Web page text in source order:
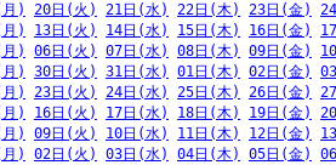
) 20日(火) 21日(水) 22日(木) 23日(金)
) 13日(火) 14日(水) 15日(木) 16日(金)
) 06日(火) 07日(水) 08日(木) 09日(金)
) 30日(火) 31日(水) 01日(木) 02日(金)
) 23日(火) 24日(水) 25日(木) 26日(金)
) 16日(火) 17日(水) 18日(木) 19日(金)
) 09日(火) 10日(水) 11日(木) 12日(金)
) 02日(火) 03日(水) 04日(木) 05日(金)